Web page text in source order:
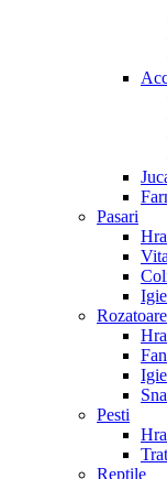
Pasari
Rozatoare
Pesti
Reptile